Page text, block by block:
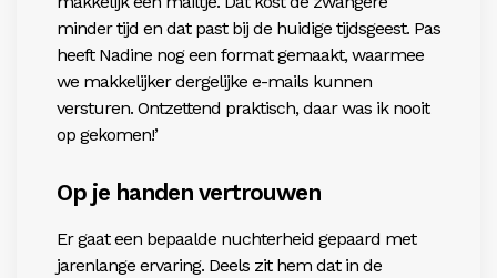
minder tijd en dat past bij de huidige tijdsgeest. Pas
heeft Nadine nog een format gemaakt, waarmee
we makkelijker dergelijke e-mails kunnen
versturen. Ontzettend praktisch, daar was ik nooit
op gekomen!’
Op je handen vertrouwen
Er gaat een bepaalde nuchterheid gepaard met
jarenlange ervaring. Deels zit hem dat in de